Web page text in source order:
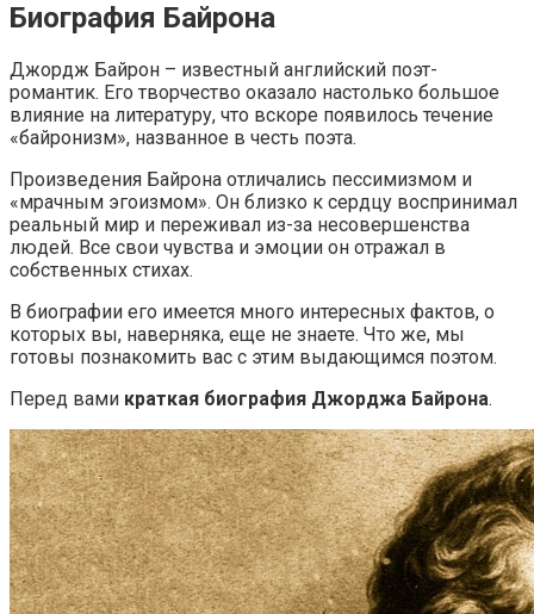
Биография Байрона
Джордж Байрон – известный английский поэт-
романтик. Его творчество оказало настолько большое
влияние на литературу, что вскоре появилось течение
«байронизм», названное в честь поэта.
Произведения Байрона отличались пессимизмом и
«мрачным эгоизмом». Он близко к сердцу воспринимал
реальный мир и переживал из-за несовершенства
людей. Все свои чувства и эмоции он отражал в
собственных стихах.
В биографии его имеется много интересных фактов, о
которых вы, наверняка, еще не знаете. Что же, мы
готовы познакомить вас с этим выдающимся поэтом.
Перед вами краткая биография Джорджа Байрона.